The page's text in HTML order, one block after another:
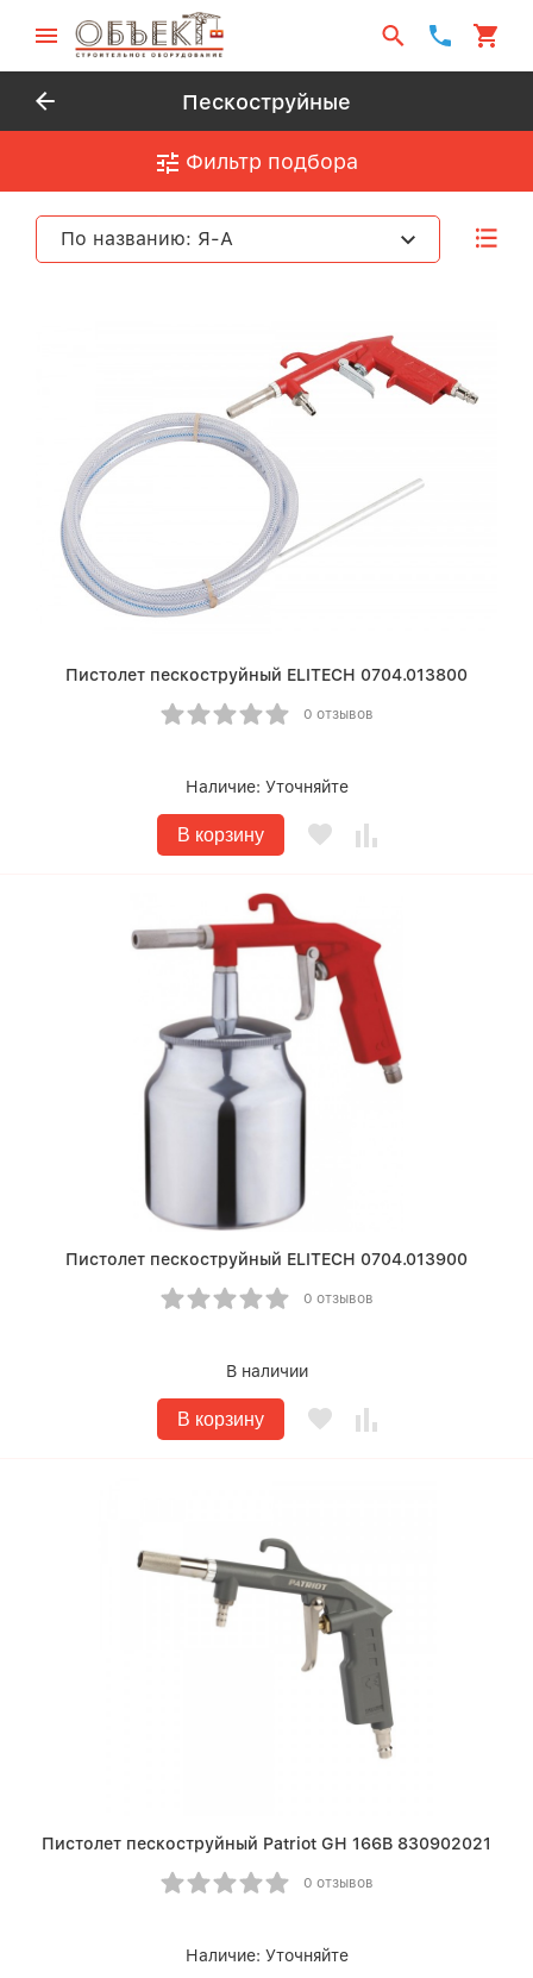
Пескоструйные
Фильтр подбора
По названию: Я-А
Пистолет пескоструйный ELITECH 0704.013800
0 отзывов
Наличие: Уточняйте
В корзину
Пистолет пескоструйный ELITECH 0704.013900
0 отзывов
В наличии
В корзину
Пистолет пескоструйный Patriot GH 166B 830902021
0 отзывов
Наличие: Уточняйте